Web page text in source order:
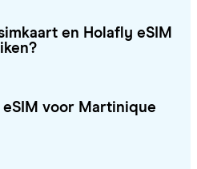
en Holafly eSIM
voor Martinique